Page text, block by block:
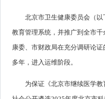
北京市卫生健康委员会（
教育管理系统，并推广到全市
康委、市财政局在充分调研论
多年，进入运维阶段。
为保证《北京市继续医学